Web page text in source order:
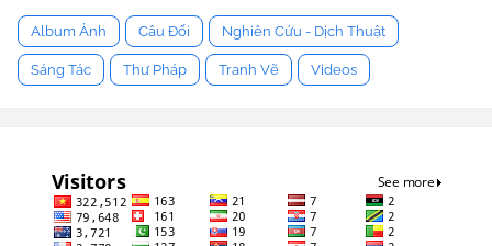
Album Ảnh Câu Đối Nghiên Cứu - Dịch Thuật
Sáng Tác Thư Pháp Tranh Vẽ Videos